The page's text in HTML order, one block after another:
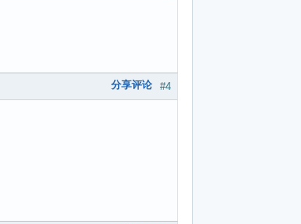
#4
分享评论